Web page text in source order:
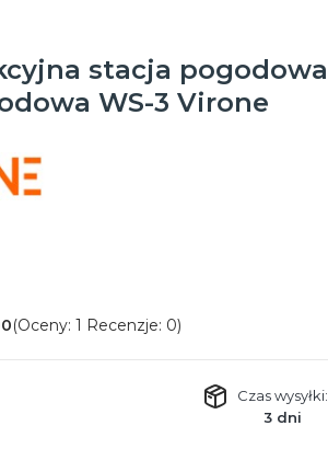
stacja pogodowa
WS-3 Virone
(Oceny: 1 Recenzje: 0)
Czas wysyłki:
3 dni